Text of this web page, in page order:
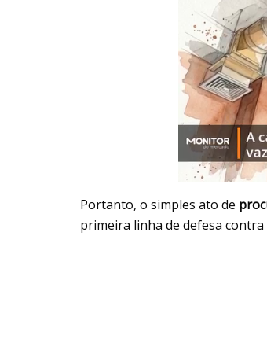
Portanto, o simples ato de
primeira linha de defesa contra